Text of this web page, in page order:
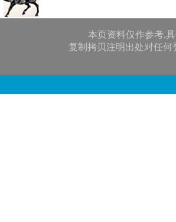
本页资料仅作参考,
复制拷贝注明出处对任何